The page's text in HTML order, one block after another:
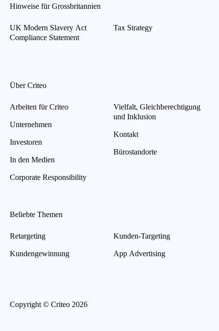
Hinweise für Grossbritannien
UK Modern Slavery Act
Compliance Statement
Tax Strategy
Über Criteo
Arbeiten für Criteo
Unternehmen
Investoren
In den Medien
Corporate Responsibility
Vielfalt, Gleichberechtigung
und Inklusion
Kontakt
Bürostandorte
Beliebte Themen
Retargeting
Kundengewinnung
Kunden-Targeting
App Advertising
Copyright © Criteo 2026